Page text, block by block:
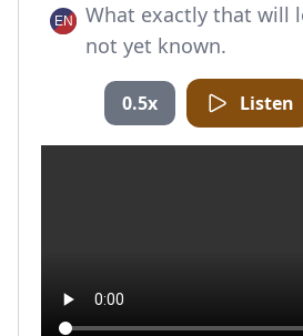
What exactly that will
not yet known.
0.5x Listen